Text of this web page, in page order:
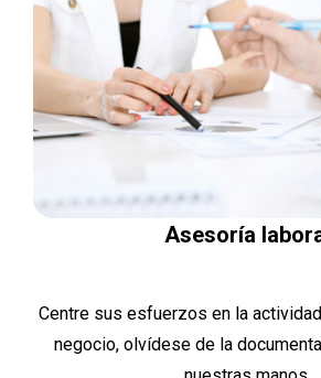
Asesoría
Centre sus esfuerzos en la
negocio, olvídese de la